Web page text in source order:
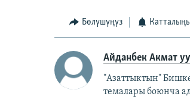
Бөлүшүңүз
Айданбек Акмат
"Азаттыктын"
темалары боюнча